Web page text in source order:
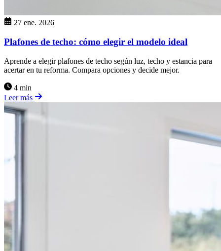
27 ene. 2026
Plafones de techo: cómo elegir el modelo ideal
Aprende a elegir plafones de techo según luz, techo y estancia para
acertar en tu reforma. Compara opciones y decide mejor.
4 min
Leer más